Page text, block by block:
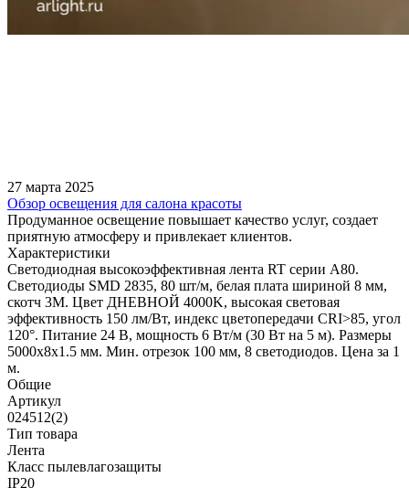
27 марта 2025
Обзор освещения для салона красоты
Продуманное освещение повышает качество услуг, создает
приятную атмосферу и привлекает клиентов.
Характеристики
Светодиодная высокоэффективная лента RT серии A80.
Светодиоды SMD 2835, 80 шт/м, белая плата шириной 8 мм,
скотч 3M. Цвет ДНЕВНОЙ 4000K, высокая световая
эффективность 150 лм/Вт, индекс цветопередачи CRI>85, угол
120°. Питание 24 В, мощность 6 Вт/м (30 Вт на 5 м). Размеры
5000x8x1.5 мм. Мин. отрезок 100 мм, 8 светодиодов. Цена за 1
м.
Общие
Артикул
024512(2)
Тип товара
Лента
Класс пылевлагозащиты
IP20